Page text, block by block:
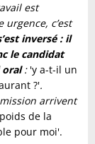
est
urgence, c’est
inversé : il
le candidat
oral: 'y a-t-il un
?'.
arrivent
de la
pour moi'.